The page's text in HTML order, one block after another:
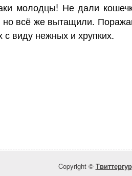
молодцы! Не дали
но всё же вытащили.
с виду нежных и хрупких.
Copyright ©